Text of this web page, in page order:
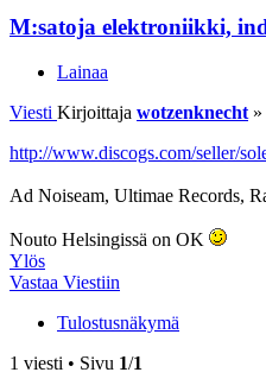
M:satoja elektroniikki,
Lainaa
Viesti Kirjoittaja wotzenknecht »
http://www.discogs.com/seller/
Ad Noiseam, Ultimae Records,
Nouto Helsingissä on OK
Ylös
Vastaa Viestiin
Tulostusnäkymä
1 viesti • Sivu 1/1